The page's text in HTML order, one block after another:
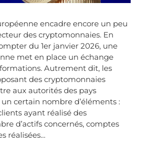
encadre encore un peu
des cryptomonnaies. En
du 1er janvier 2026, une
met en place un échange
Autrement dit, les
des cryptomonnaies
aux autorités des pays
un certain nombre d’éléments :
ayant réalisé des
d’actifs concernés, comptes
réalisées…